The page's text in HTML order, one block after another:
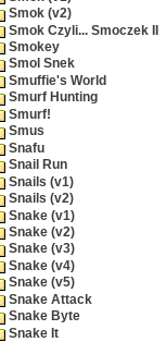
Smok (v2)
Smok Czyli... Smoczek II
Smokey
Smol Snek
Smuffie's World
Smurf Hunting
Smurf!
Smus
Snafu
Snail Run
Snails (v1)
Snails (v2)
Snake (v1)
Snake (v2)
Snake (v3)
Snake (v4)
Snake (v5)
Snake Attack
Snake Byte
Snake It